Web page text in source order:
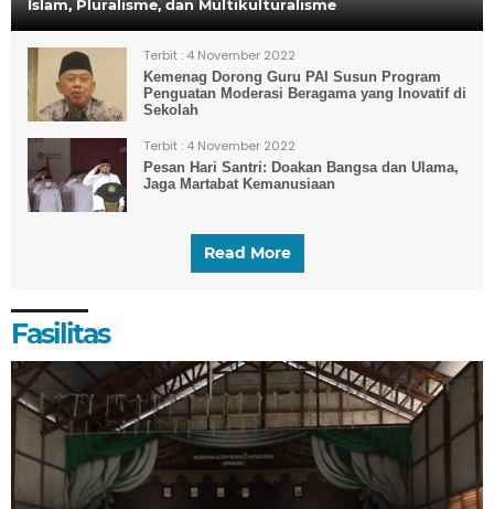
Islam, Pluralisme, dan Multikulturalisme
Terbit : 4 November 2022
Kemenag Dorong Guru PAI Susun Program
Penguatan Moderasi Beragama yang Inovatif di
Sekolah
Terbit : 4 November 2022
Pesan Hari Santri: Doakan Bangsa dan Ulama,
Jaga Martabat Kemanusiaan
Read More
Fasilitas